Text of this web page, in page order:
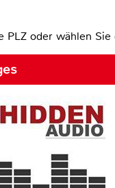
PLZ oder wählen Sie